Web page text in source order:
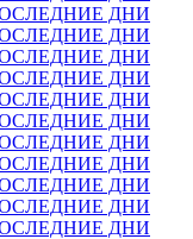
ДНИ
ДНИ
ДНИ
ДНИ
ДНИ
ДНИ
ДНИ
ДНИ
ДНИ
ДНИ
ДНИ